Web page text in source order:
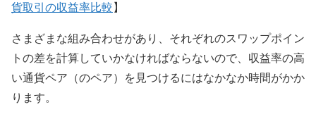
貨取引の収益率比較 】
さまざまな組み合わせがあり、それぞれのスワップポイン
トの差を計算していかなければならないので、収益率の高
い通貨ペア（のペア）を見つけるにはなかなか時間がかか
ります。